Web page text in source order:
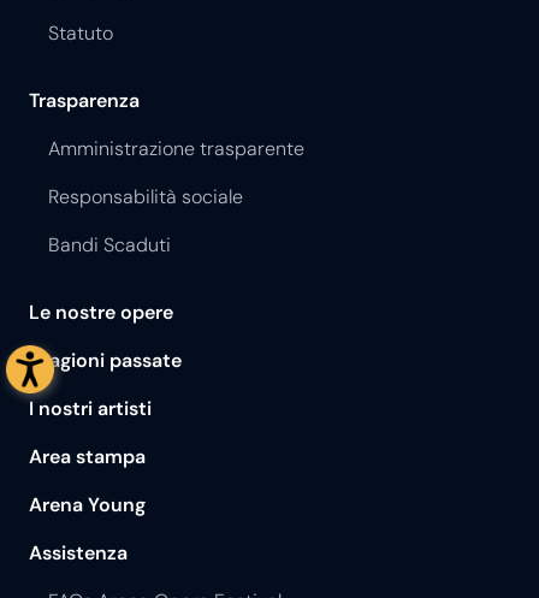
Statuto
Trasparenza
Amministrazione trasparente
Responsabilità sociale
Bandi Scaduti
Le nostre opere
Stagioni passate
I nostri artisti
Area stampa
Arena Young
Assistenza